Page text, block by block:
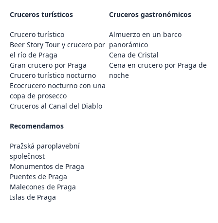
Cruceros turísticos
Crucero turístico
Beer Story Tour y crucero por
el río de Praga
Gran crucero por Praga
Crucero turístico nocturno
Ecocrucero nocturno con una
copa de prosecco
Cruceros al Canal del Diablo
Cruceros gastronómicos
Almuerzo en un barco
panorámico
Cena de Cristal
Cena en crucero por Praga de
noche
Recomendamos
Pražská paroplavební
společnost
Monumentos de Praga
Puentes de Praga
Malecones de Praga
Islas de Praga